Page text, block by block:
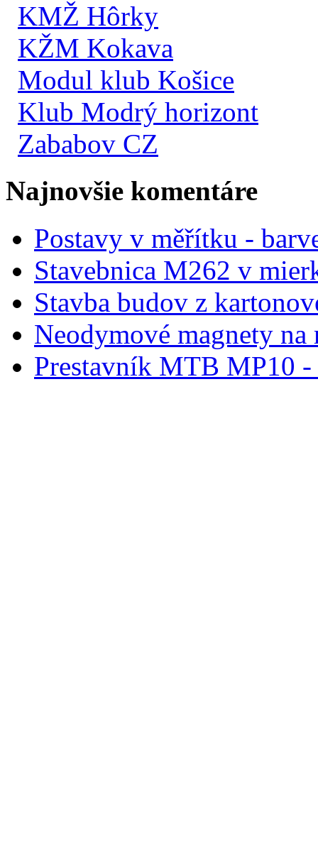
KMŽ Hôrky
KŽM Kokava
Modul klub Košice
Klub Modrý horizont
Zababov CZ
Najnovšie komentáre
Postavy v měřítku -
Stavebnica M262 v
Stavba budov z
Neodymové magnety na
Prestavník MTB MP10